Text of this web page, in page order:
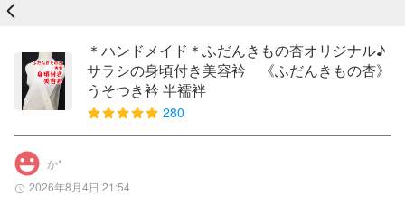
戻る
＊ハンドメイド＊ふだんきもの杏オリジナル♪
サラシの身頃付き美容衿 《ふだんきもの杏》
うそつき衿 半襦袢
280
か*
2026年8月4日 21:54